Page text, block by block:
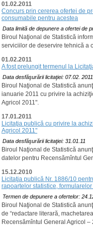
01.02.2011
Concurs prin cererea ofertei de
consumabile pentru acestea
Data limită de depunere a ofertei de
Biroul Naţional de Statistică
serviciilor de deservire tehnică a
01.02.2011
A fost prelungit termenul la
Data desfăşurării licitaţiei: 07.02.
Biroul Naţional de Statistică
ianuarie 2011 cu privire la
Agricol 2011".
17.01.2011
Licitaţia publică cu privire la
Agricol 2011"
Data desfăşurării licitaţiei: 31.01.11
Biroul Naţional de Statistică
datelor pentru Recensămîntul
15.12.2010
Licitaţia publică Nr. 1886/10
rapoartelor statistice,
Termen de depunere a ofertelor:
Biroul Naţional de Statistică
de “redactare literară,
Recensămîntul General Agricol